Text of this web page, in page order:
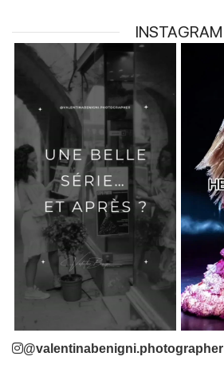
INSTAGRAM
@valentinabenigni.photographer